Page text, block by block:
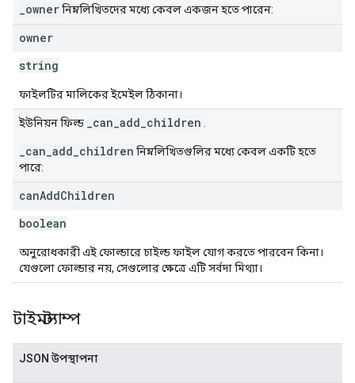
_ownerনিম্নলিখিতদের মধ্যে কেবল একজন হতে পারেন:
owner
string
ফাইলটির মালিকের ইমেইল ঠিকানা।
ইউনিয়ন ফিল্ড _can_add_children
_can_add_children নিম্নলিখিতগুলির মধ্যে কেবল একটি হতে
পারে:
canAddChildren
boolean
অনুরোধকারী এই ফোল্ডারে চাইল্ড ফাইল যোগ করতে পারবেন কিনা।
যেগুলো ফোল্ডার নয়, সেগুলোর ক্ষেত্রে এটি সর্বদা মিথ্যা।
টাইমস্ট্যাম্প
JSON উপস্থাপনা